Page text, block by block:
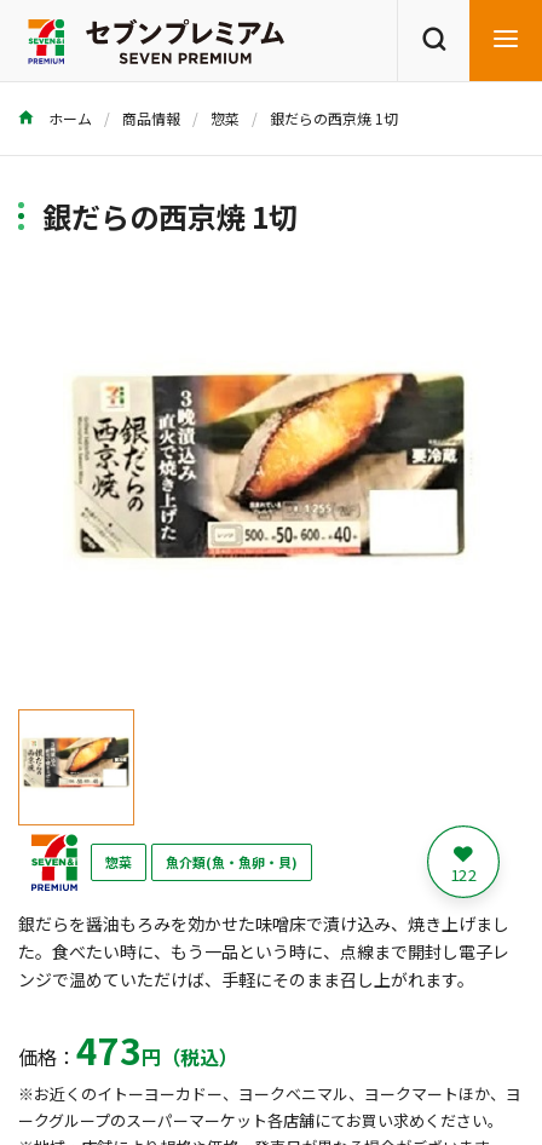
商品を探す
ホーム 商品情報 惣菜 銀だらの西京焼 1切
銀だらの西京焼 1切
惣菜 魚介類(魚・魚卵・貝) 122
銀だらを醤油もろみを効かせた味噌床で漬け込み、焼き上げまし
た。食べたい時に、もう一品という時に、点線まで開封し電子レ
ンジで温めていただけば、手軽にそのまま召し上がれます。
価格： 473円（税込）
※お近くのイトーヨーカドー、ヨークベニマル、ヨークマートほか、ヨ
ークグループのスーパーマーケット各店舗にてお買い求めください。